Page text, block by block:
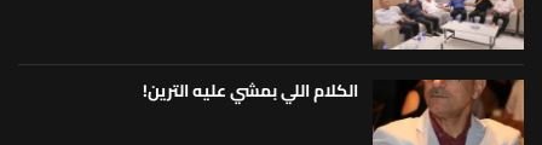
الكلام اللي بمشي عليه الترين!